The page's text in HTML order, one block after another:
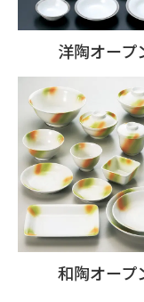
洋陶オープ
和陶オープ